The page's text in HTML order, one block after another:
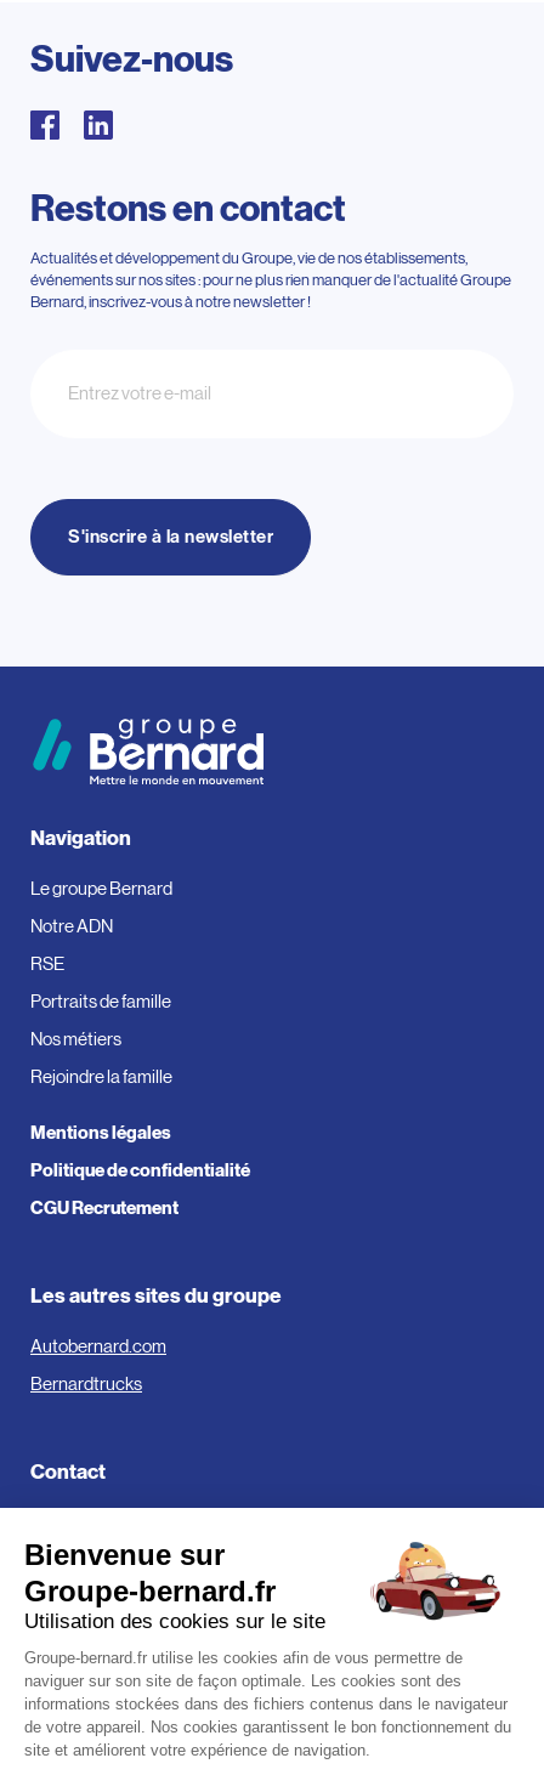
Suivez-nous
Restons en contact
Actualités et développement du Groupe, vie de nos établissements,
événements sur nos sites : pour ne plus rien manquer de l'actualité Groupe
Bernard, inscrivez-vous à notre newsletter !
S'inscrire à la newsletter
Navigation
Le groupe Bernard
Notre ADN
RSE
Portraits de famille
Nos métiers
Rejoindre la famille
Mentions légales
Politique de confidentialité
CGU Recrutement
Les autres sites du groupe
Autobernard.com
Bernardtrucks
Contact
519, Avenue de Parme
Contactez-nous
Bienvenue sur
Groupe-bernard.fr
Utilisation des cookies sur le site
Groupe-bernard.fr utilise les cookies afin de vous permettre de
naviguer sur son site de façon optimale. Les cookies sont des
informations stockées dans des fichiers contenus dans le navigateur
de votre appareil. Nos cookies garantissent le bon fonctionnement du
site et améliorent votre expérience de navigation.